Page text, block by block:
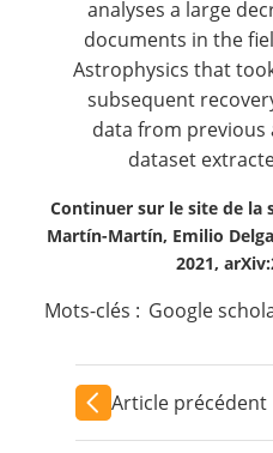
analyses a large
documents in the
Astrophysics that
subsequent
data from previous
dataset
Continuer sur le site de la
Martín-Martín, Emilio
2021,
Mots-clés : Google
Article précédent